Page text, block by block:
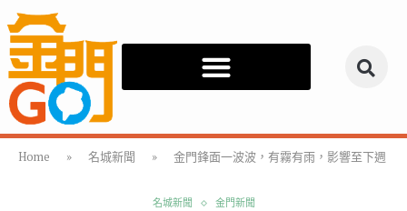
Home » 名城新聞 » 金門鋒面一波波，有霧有雨，影響至下週
名城新聞 金門新聞